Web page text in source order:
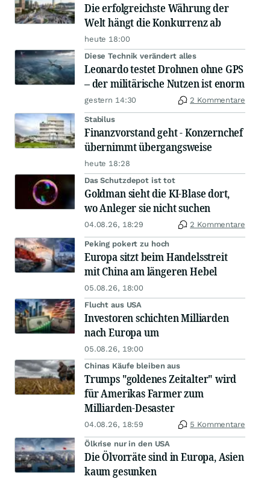
Die erfolgreichste Währung der
Welt hängt die Konkurrenz ab
heute 18:00
Diese Technik verändert alles
Leonardo testet Drohnen ohne GPS
– der militärische Nutzen ist enorm
gestern 14:30 2 Kommentare
Stabilus
Finanzvorstand geht - Konzernchef
übernimmt übergangsweise
heute 18:28
Das Schutzdepot ist tot
Goldman sieht die KI-Blase dort,
wo Anleger sie nicht suchen
04.08.26, 18:29 2 Kommentare
Peking pokert zu hoch
Europa sitzt beim Handelsstreit
mit China am längeren Hebel
05.08.26, 18:00
Flucht aus USA
Investoren schichten Milliarden
nach Europa um
05.08.26, 19:00
Chinas Käufe bleiben aus
Trumps "goldenes Zeitalter" wird
für Amerikas Farmer zum
Milliarden-Desaster
04.08.26, 18:59 5 Kommentare
Ölkrise nur in den USA
Die Ölvorräte sind in Europa, Asien
kaum gesunken